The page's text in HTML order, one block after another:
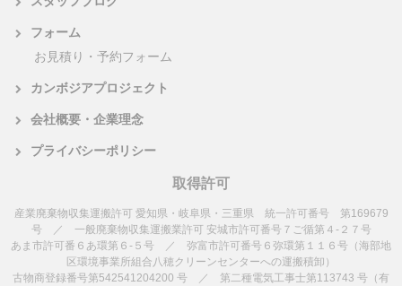
フォーム
お見積り・予約フォーム
カンボジアプロジェクト
会社概要・企業理念
プライバシーポリシー
取得許可
産業廃棄物収集運搬許可 愛知県・岐阜県・三重県 統一許可番号 第169679
号 ／ 一般廃棄物収集運搬業許可 安城市許可番号７ご循第４-２７号
あま市許可番６あ環第６-５号 ／ 弥富市許可番号６弥環第１１６号（海部地
区環境事業所組合八穂クリーンセンターへの運搬積卸）
古物商登録番号第542541204200 号 ／ 第二種電気工事士第113743 号（有